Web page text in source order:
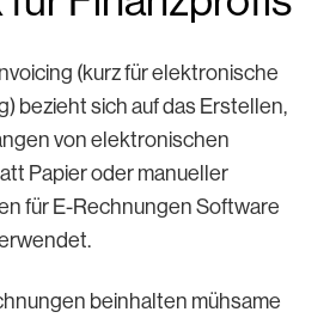
(kurz für elektronische
bezieht sich auf das Erstellen,
von elektronischen
Papier oder manueller
für E-Rechnungen Software
beinhalten mühsame